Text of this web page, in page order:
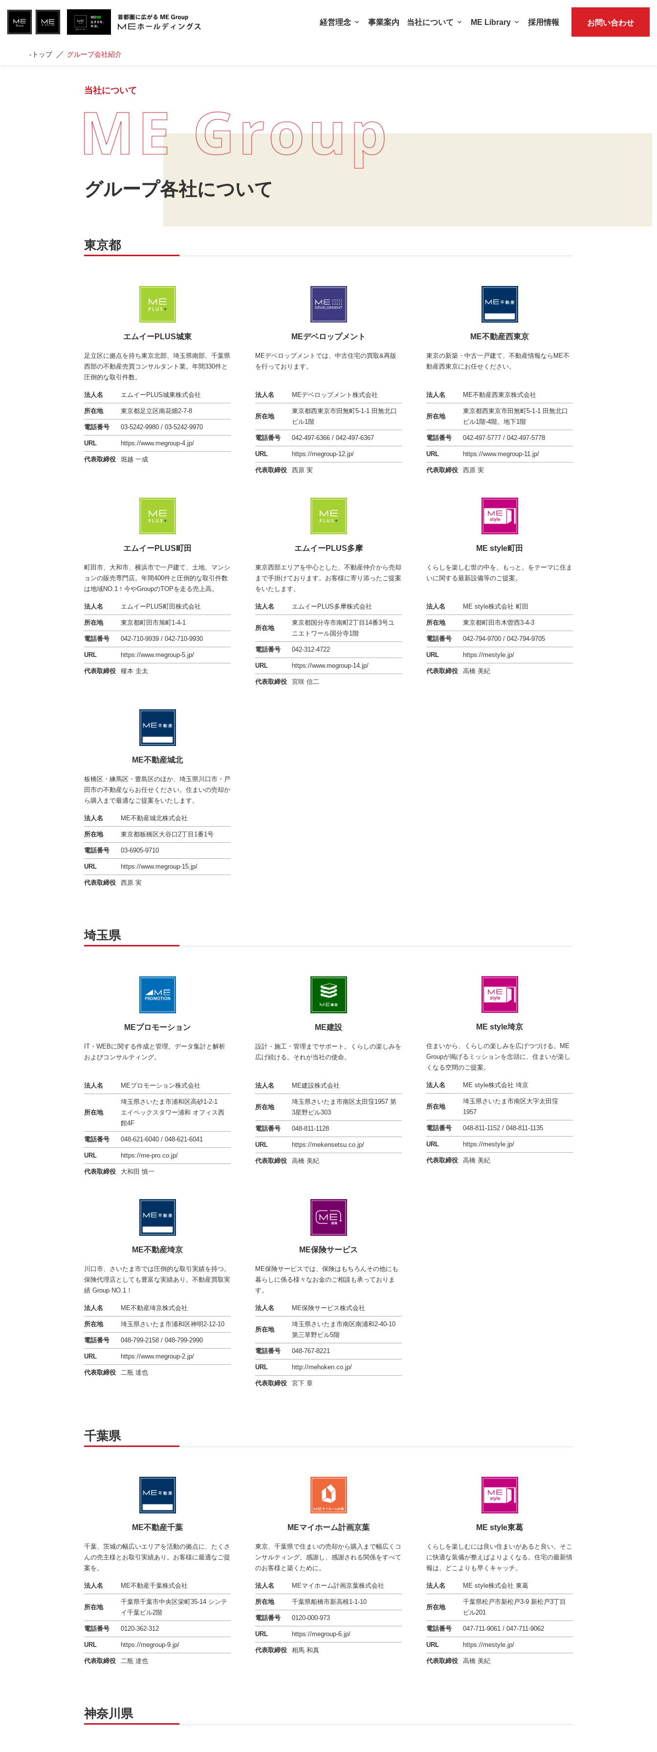
経営理念 事業案内 当社について ME Library 採用情報 お問い合わせ
-トップ グループ会社紹介
当社について
グループ各社について
東京都
エムイーPLUS城東
足立区に拠点を持ち東京北部、埼玉県南部、千葉県
西部の不動産売買コンサルタント業。年間330件と
圧倒的な取引件数。
法人名 エムイーPLUS城東株式会社
所在地 東京都足立区南花畑2-7-8
電話番号 03-5242-9980 / 03-5242-9970
URL https://www.megroup-4.jp/
代表取締役 堀越 一成
MEデベロップメント
MEデベロップメントでは、中古住宅の買取&再販
を行っております。
法人名 MEデベロップメント株式会社
所在地
東京都西東京市田無町5-1-1 田無北口
ビル1階
電話番号 042-497-6366 / 042-497-6367
URL https://megroup-12.jp/
代表取締役 西原 実
ME不動産西東京
東京の新築・中古一戸建て、不動産情報ならME不
動産西東京にお任せください。
法人名 ME不動産西東京株式会社
所在地
東京都西東京市田無町5-1-1 田無北口
ビル1階-4階、地下1階
電話番号 042-497-5777 / 042-497-5778
URL https://www.megroup-11.jp/
代表取締役 西原 実
エムイーPLUS町田
町田市、大和市、横浜市で一戸建て、土地、マンシ
ョンの販売専門店。年間400件と圧倒的な取引件数
は地域NO.1！今やGroupのTOPを走る売上高。
法人名 エムイーPLUS町田株式会社
所在地 東京都町田市旭町1-4-1
電話番号 042-710-9939 / 042-710-9930
URL https://www.megroup-5.jp/
代表取締役 榎本 圭太
エムイーPLUS多摩
東京西部エリアを中心とした、不動産仲介から売却
まで手掛けております。お客様に寄り添ったご提案
をいたします。
法人名 エムイーPLUS多摩株式会社
所在地
東京都国分寺市南町2丁目14番3号ユ
ニエトワール国分寺1階
電話番号 042-312-4722
URL https://www.megroup-14.jp/
代表取締役 宮咲 信二
ME style町田
くらしを楽しむ世の中を、もっと。をテーマに住ま
いに関する最新設備等のご提案。
法人名 ME style株式会社 町田
所在地 東京都町田市木曽西3-4-3
電話番号 042-794-9700 / 042-794-9705
URL https://mestyle.jp/
代表取締役 高橋 美紀
ME不動産城北
板橋区・練馬区・豊島区のほか、埼玉県川口市・戸
田市の不動産ならお任せください。住まいの売却か
ら購入まで最適なご提案をいたします。
法人名 ME不動産城北株式会社
所在地 東京都板橋区大谷口2丁目1番1号
電話番号 03-6905-9710
URL https://www.megroup-15.jp/
代表取締役 西原 実
埼玉県
MEプロモーション
IT・WEBに関する作成と管理。データ集計と解析
およびコンサルティング。
法人名 MEプロモーション株式会社
所在地
埼玉県さいたま市浦和区高砂1-2-1
エイペックスタワー浦和 オフィス西
館4F
電話番号 048-621-6040 / 048-621-6041
URL https://me-pro.co.jp/
代表取締役 大和田 慎一
ME建設
設計・施工・管理までサポート。くらしの楽しみを
広げ続ける。それが当社の使命。
法人名 ME建設株式会社
所在地
埼玉県さいたま市南区太田窪1957 第
3星野ビル303
電話番号 048-811-1128
URL https://mekensetsu.co.jp/
代表取締役 高橋 美紀
ME style埼京
住まいから、くらしの楽しみを広げつづける。ME
Groupが掲げるミッションを念頭に、住まいが楽し
くなる空間のご提案。
法人名 ME style株式会社 埼京
所在地
埼玉県さいたま市南区大字太田窪
1957
電話番号 048-811-1152 / 048-811-1135
URL https://mestyle.jp/
代表取締役 高橋 美紀
ME不動産埼京
川口市、さいたま市では圧倒的な取引実績を持つ。
保険代理店としても豊富な実績あり。不動産買取実
績 Group NO.1！
法人名 ME不動産埼京株式会社
所在地 埼玉県さいたま市浦和区神明2-12-10
電話番号 048-799-2158 / 048-799-2990
URL https://www.megroup-2.jp/
代表取締役 二瓶 達也
ME保険サービス
ME保険サービスでは、保険はもちろんその他にも
暮らしに係る様々なお金のご相談も承っておりま
す。
法人名 ME保険サービス株式会社
所在地
埼玉県さいたま市南区南浦和2-40-10
第三草野ビル5階
電話番号 048-767-8221
URL http://mehoken.co.jp/
代表取締役 宮下 章
千葉県
ME不動産千葉
千葉、茨城の幅広いエリアを活動の拠点に、たくさ
んの売主様とお取引実績あり。お客様に最適なご提
案を。
法人名 ME不動産千葉株式会社
所在地
千葉県千葉市中央区栄町35-14 シンテ
イ千葉ビル2階
電話番号 0120-362-312
URL https://megroup-9.jp/
代表取締役 二瓶 達也
MEマイホーム計画京葉
東京、千葉県で住まいの売却から購入まで幅広くコ
ンサルティング。感謝し、感謝される関係をすべて
のお客様と築くために。
法人名 MEマイホーム計画京葉株式会社
所在地 千葉県船橋市新高根1-1-10
電話番号 0120-000-973
URL https://megroup-6.jp/
代表取締役 相馬 和真
ME style東葛
くらしを楽しむには良い住まいがあると良い。そこ
に快適な装備が整えばよりよくなる。住宅の最新情
報は、どこよりも早くキャッチ。
法人名 ME style株式会社 東葛
所在地
千葉県松戸市新松戸3-9 新松戸3丁目
ビル201
電話番号 047-711-9061 / 047-711-9062
URL https://mestyle.jp/
代表取締役 高橋 美紀
神奈川県